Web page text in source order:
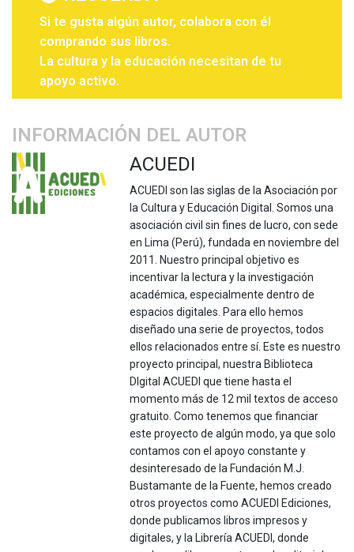
Si te gusta algún autor, colabora con él
comprando sus libros.
La cultura y la educación necesitan de tu
apoyo activo.
INFORMACIÓN DEL AUTOR
ACUEDI
ACUEDI son las siglas de la Asociación por
la Cultura y Educación Digital. Somos una
asociación civil sin fines de lucro, con sede
en Lima (Perú), fundada en noviembre del
2011. Nuestro principal objetivo es
incentivar la lectura y la investigación
académica, especialmente dentro de
espacios digitales. Para ello hemos
diseñado una serie de proyectos, todos
ellos relacionados entre sí. Este es nuestro
proyecto principal, nuestra Biblioteca
DIgital ACUEDI que tiene hasta el
momento más de 12 mil textos de acceso
gratuito. Como tenemos que financiar
este proyecto de algún modo, ya que solo
contamos con el apoyo constante y
desinteresado de la Fundación M.J.
Bustamante de la Fuente, hemos creado
otros proyectos como ACUEDI Ediciones,
donde publicamos libros impresos y
digitales, y la Librería ACUEDI, donde